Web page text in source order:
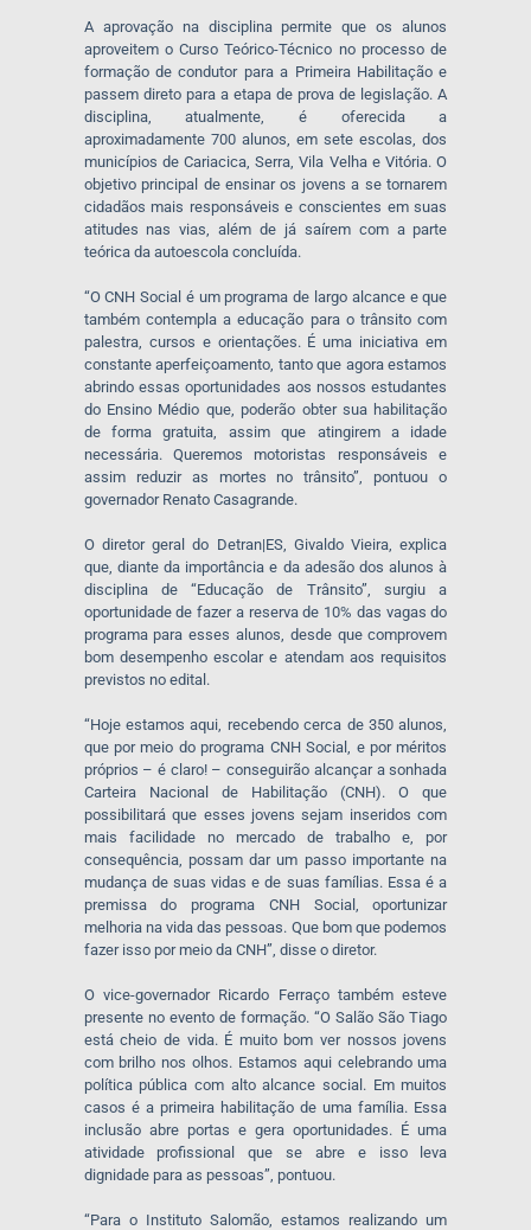
A aprovação na disciplina permite que os alunos
aproveitem o Curso Teórico-Técnico no processo de
formação de condutor para a Primeira Habilitação e
passem direto para a etapa de prova de legislação. A
disciplina, atualmente, é oferecida a
aproximadamente 700 alunos, em sete escolas, dos
municípios de Cariacica, Serra, Vila Velha e Vitória. O
objetivo principal de ensinar os jovens a se tornarem
cidadãos mais responsáveis e conscientes em suas
atitudes nas vias, além de já saírem com a parte
teórica da autoescola concluída.
“O CNH Social é um programa de largo alcance e que
também contempla a educação para o trânsito com
palestra, cursos e orientações. É uma iniciativa em
constante aperfeiçoamento, tanto que agora estamos
abrindo essas oportunidades aos nossos estudantes
do Ensino Médio que, poderão obter sua habilitação
de forma gratuita, assim que atingirem a idade
necessária. Queremos motoristas responsáveis e
assim reduzir as mortes no trânsito”, pontuou o
governador Renato Casagrande.
O diretor geral do Detran|ES, Givaldo Vieira, explica
que, diante da importância e da adesão dos alunos à
disciplina de “Educação de Trânsito”, surgiu a
oportunidade de fazer a reserva de 10% das vagas do
programa para esses alunos, desde que comprovem
bom desempenho escolar e atendam aos requisitos
previstos no edital.
“Hoje estamos aqui, recebendo cerca de 350 alunos,
que por meio do programa CNH Social, e por méritos
próprios – é claro! – conseguirão alcançar a sonhada
Carteira Nacional de Habilitação (CNH). O que
possibilitará que esses jovens sejam inseridos com
mais facilidade no mercado de trabalho e, por
consequência, possam dar um passo importante na
mudança de suas vidas e de suas famílias. Essa é a
premissa do programa CNH Social, oportunizar
melhoria na vida das pessoas. Que bom que podemos
fazer isso por meio da CNH”, disse o diretor.
O vice-governador Ricardo Ferraço também esteve
presente no evento de formação. “O Salão São Tiago
está cheio de vida. É muito bom ver nossos jovens
com brilho nos olhos. Estamos aqui celebrando uma
política pública com alto alcance social. Em muitos
casos é a primeira habilitação de uma família. Essa
inclusão abre portas e gera oportunidades. É uma
atividade profissional que se abre e isso leva
dignidade para as pessoas”, pontuou.
“Para o Instituto Salomão, estamos realizando um